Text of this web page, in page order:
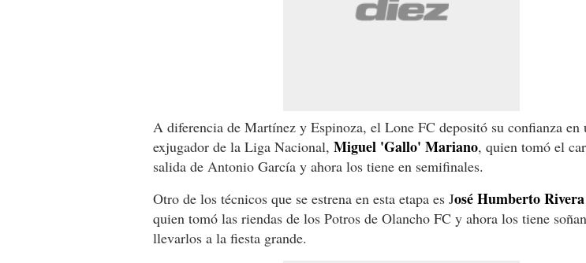
A diferencia de Martínez y Espinoza, el Lone FC depositó su confianza en
exjugador de la Liga Nacional, Miguel 'Gallo' Mariano, quien tomó el
salida de Antonio García y ahora los tiene en semifinales.
Otro de los técnicos que se estrena en esta etapa es José Humberto
quien tomó las riendas de los Potros de Olancho FC y ahora los tiene
llevarlos a la fiesta grande.